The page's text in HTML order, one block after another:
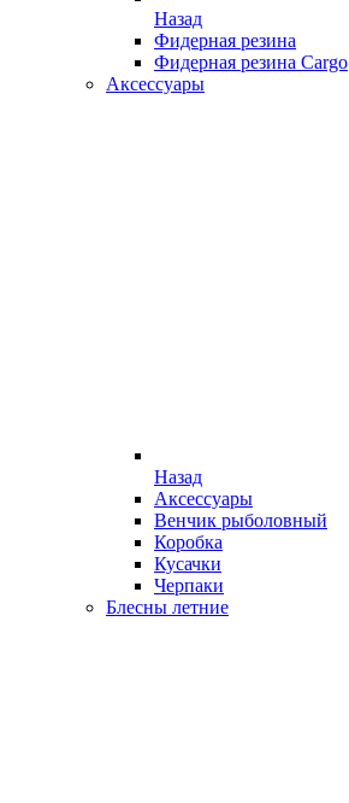
Назад
Фидерная резина
Фидерная резина Cargo
Аксессуары
Назад
Аксессуары
Венчик рыболовный
Коробка
Кусачки
Черпаки
Блесны летние